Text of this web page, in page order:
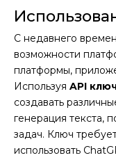
С недавнего
возможности
платформы,
Используя API
создавать
генерация текста,
задач. Ключ
использовать